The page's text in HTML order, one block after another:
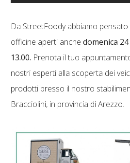
Da StreetFoody abbiamo
officine aperti anchedomenica
13.00. Prenota il tuo
nostri esperti alla scoperta dei
prodotti presso il nostro
Bracciolini, in provincia di Arezzo.